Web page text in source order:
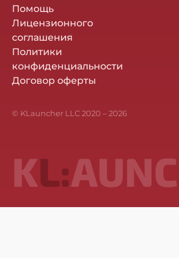
Помощь
Лицензионного
соглашения
Политики
конфиденциальности
Договор оферты
© KLauncher LLC 2020 –2026
KL: